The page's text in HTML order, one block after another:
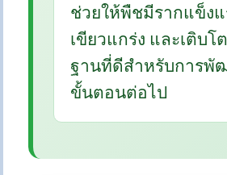
ช่วยให้พืชมีรากแข็งแ
เขียวแกร่ง และเติบโ
ฐานที่ดีสำหรับการพั
ขั้นตอนต่อไป